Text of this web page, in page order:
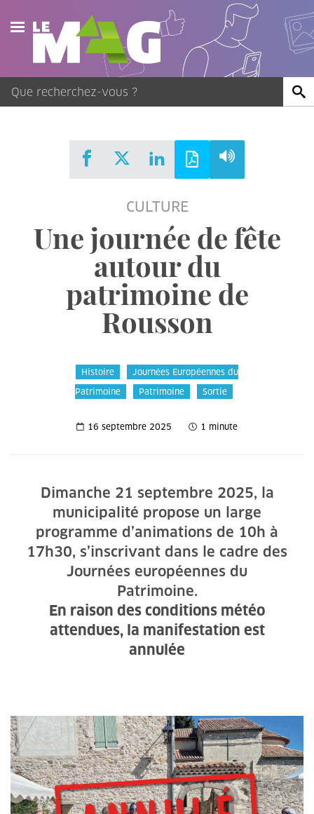
Actualités
Agenda
Publications
CULTURE
Une journée de fête
autour du
patrimoine de
Rousson
Histoire
Journées Européennes du
Patrimoine
Patrimoine Sortie
16 septembre 2025 1 minute
Dimanche 21 septembre 2025, la
municipalité propose un large
programme d’animations de 10h à
17h30, s’inscrivant dans le cadre des
Journées européennes du
Patrimoine.
En raison des conditions météo
attendues, la manifestation est
annulée